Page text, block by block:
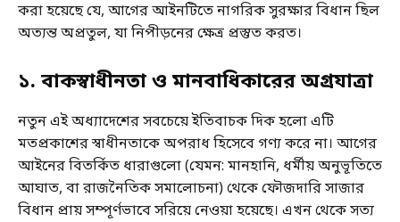
করা হয়েছে যে, আগের আইনটিতে নাগরিক সুরক্ষার বিধান ছিল
অত্যন্ত অপ্রতুল, যা নিপীড়নের ক্ষেত্র প্রস্তুত করত।
১. বাকস্বাধীনতা ও মানবাধিকারের অগ্রযাত্রা
নতুন এই অধ্যাদেশের সবচেয়ে ইতিবাচক দিক হলো এটি
মতপ্রকাশের স্বাধীনতাকে অপরাধ হিসেবে গণ্য করে না। আগের
আইনের বিতর্কিত ধারাগুলো (যেমন: মানহানি, ধর্মীয় অনুভূতিতে
আঘাত, বা রাজনৈতিক সমালোচনা) থেকে ফৌজদারি সাজার
বিধান প্রায় সম্পূর্ণভাবে সরিয়ে নেওয়া হয়েছে। এখন থেকে সত্য